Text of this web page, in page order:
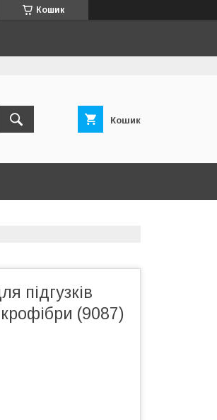
Кошик
Кошик
підгузків
(9087)